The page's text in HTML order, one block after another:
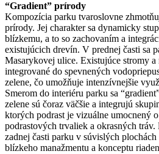
“Gradient” prírody
Kompozícia parku tvaroslovne
prírody. Jej charakter sa dynamicky
blízkemu, a to so zachovaním a
existujúcich drevín. V prednej časti sa
Masarykovej ulice. Existujúce stromy a
integrované do spevnených
zelene, čo umožňuje intenzívnejšie
Smerom do interiéru parku sa
zelene sú čoraz väčšie a integrujú
ktorých podrast je vizuálne umocnený
podrastových trvaliek a okrasných tráv.
zadnej časti parku v súvislých
blízkeho manažmentu a konceptu